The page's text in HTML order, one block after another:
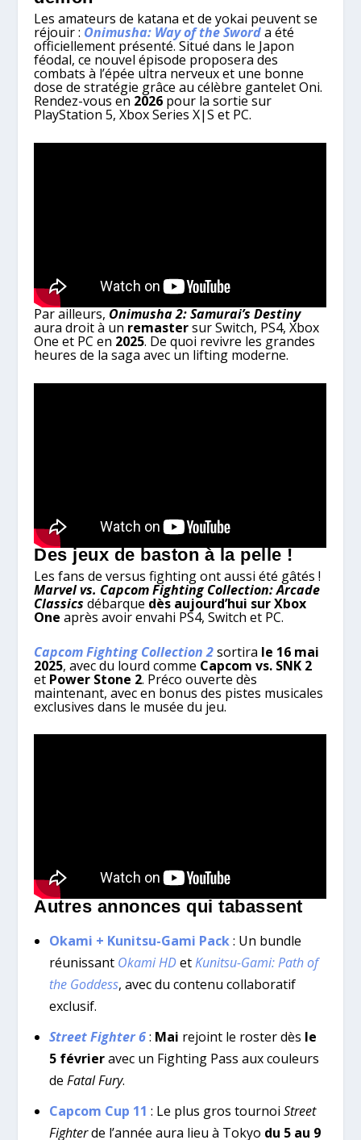
Les amateurs de katana et de yokai peuvent se
réjouir : Onimusha: Way of the Sworda été
officiellement présenté. Situé dans le Japon
féodal, ce nouvel épisode proposera des
combats à l’épée ultra nerveux et une bonne
dose de stratégie grâce au célèbre gantelet Oni.
Rendez-vous en 2026 pour la sortie sur
PlayStation 5, Xbox Series X|S et PC.
Par ailleurs, Onimusha 2: Samurai’s Destiny
aura droit à un remastersur Switch, PS4, Xbox
One et PC en 2025. De quoi revivre les grandes
heures de la saga avec un lifting moderne.
Des jeux de baston à la pelle !
Les fans de versus fighting ont aussi été gâtés !
Marvel vs. Capcom Fighting Collection: Arcade
Classics débarque dès aujourd’hui sur Xbox
One après avoir envahi PS4, Switch et PC.
Capcom Fighting Collection 2sortira le 16 mai
2025, avec du lourd comme Capcom vs. SNK 2
et Power Stone 2. Préco ouverte dès
maintenant, avec en bonus des pistes musicales
exclusives dans le musée du jeu.
Autres annonces qui tabassent
Okami + Kunitsu-Gami Pack: Un bundle
réunissant Okami HDetKunitsu-Gami: Path of
the Goddess, avec du contenu collaboratif
exclusif.
Street Fighter 6: Mai rejoint le roster dès le
5 févrieravec un Fighting Pass aux couleurs
de Fatal Fury.
Capcom Cup 11 : Le plus gros tournoi Street
Fighterde l’année aura lieu à Tokyo du 5 au 9